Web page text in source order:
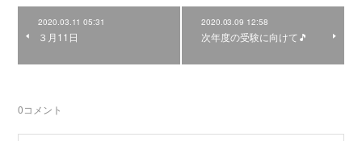
2020.03.11 05:31
３月11日
2020.03.09 12:58
次年度の受験に向けて🎵
0コメント